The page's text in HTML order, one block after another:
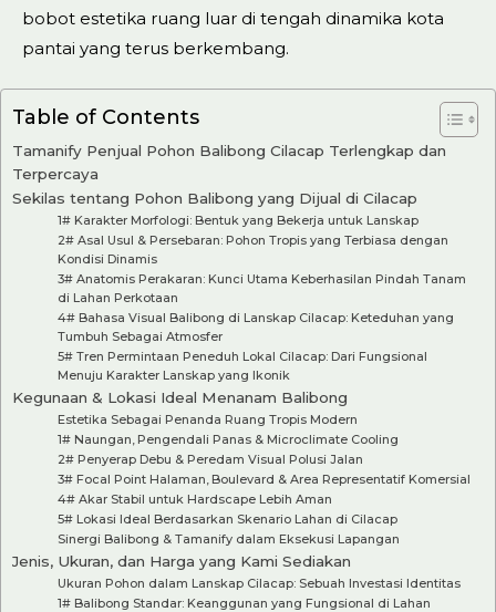
bobot estetika ruang luar di tengah dinamika kota
pantai yang terus berkembang.
Table of Contents
Tamanify Penjual Pohon Balibong Cilacap Terlengkap dan
Terpercaya
Sekilas tentang Pohon Balibong yang Dijual di Cilacap
1# Karakter Morfologi: Bentuk yang Bekerja untuk Lanskap
2# Asal Usul & Persebaran: Pohon Tropis yang Terbiasa dengan
Kondisi Dinamis
3# Anatomis Perakaran: Kunci Utama Keberhasilan Pindah Tanam
di Lahan Perkotaan
4# Bahasa Visual Balibong di Lanskap Cilacap: Keteduhan yang
Tumbuh Sebagai Atmosfer
5# Tren Permintaan Peneduh Lokal Cilacap: Dari Fungsional
Menuju Karakter Lanskap yang Ikonik
Kegunaan & Lokasi Ideal Menanam Balibong
Estetika Sebagai Penanda Ruang Tropis Modern
1# Naungan, Pengendali Panas & Microclimate Cooling
2# Penyerap Debu & Peredam Visual Polusi Jalan
3# Focal Point Halaman, Boulevard & Area Representatif Komersial
4# Akar Stabil untuk Hardscape Lebih Aman
5# Lokasi Ideal Berdasarkan Skenario Lahan di Cilacap
Sinergi Balibong & Tamanify dalam Eksekusi Lapangan
Jenis, Ukuran, dan Harga yang Kami Sediakan
Ukuran Pohon dalam Lanskap Cilacap: Sebuah Investasi Identitas
1# Balibong Standar: Keanggunan yang Fungsional di Lahan